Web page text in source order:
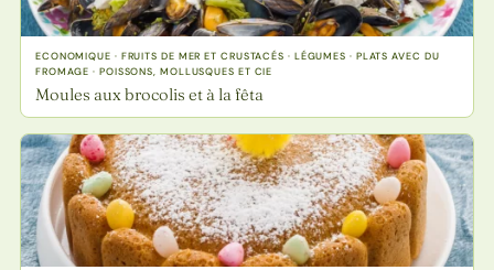
ECONOMIQUE · FRUITS DE MER ET CRUSTACÉS · LÉGUMES · PLATS AVEC DU
FROMAGE · POISSONS, MOLLUSQUES ET CIE
Moules aux brocolis et à la fêta